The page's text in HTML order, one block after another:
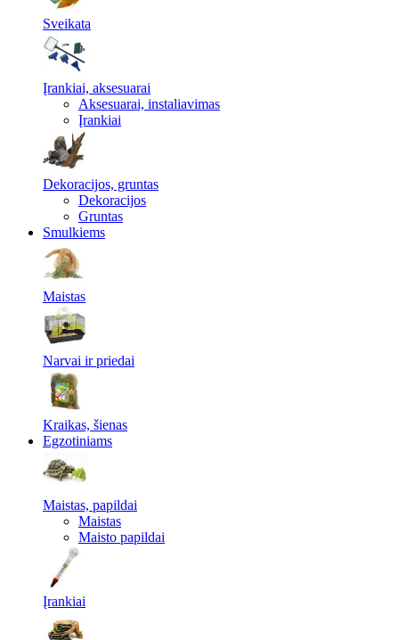
Sveikata
Įrankiai, aksesuarai
Aksesuarai, instaliavimas
Įrankiai
Dekoracijos, gruntas
Dekoracijos
Gruntas
Smulkiems
Maistas
Narvai ir priedai
Kraikas, šienas
Egzotiniams
Maistas, papildai
Maistas
Maisto papildai
Įrankiai